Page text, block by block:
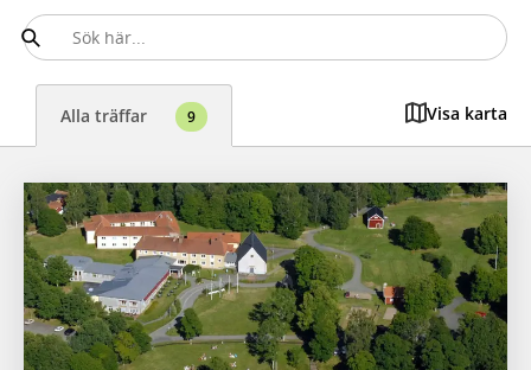
Alla träffar 9 Visa karta